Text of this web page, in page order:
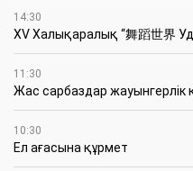
14:30
XV Халықаралық “舞蹈世界
11:30
Жас сарбаздар жауынгерлік
10:30
Ел ағасына құрмет